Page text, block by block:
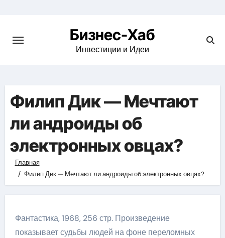
content
Бизнес-Хаб
Инвестиции и Идеи
Филип Дик — Мечтают
ли андроиды об
электронных овцах?
Главная
Филип Дик — Мечтают ли андроиды об электронных овцах?
Фантастика, 1968, 256 стр. Произведение
показывает судьбы людей на фоне переломных